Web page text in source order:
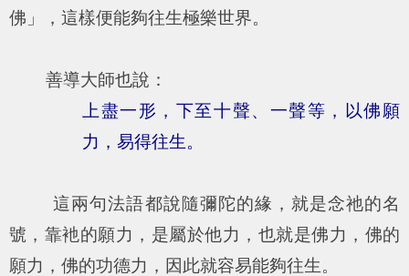
佛」，這樣便能夠往生極樂世界。
善導大師也說：
上盡一形，下至十聲、一聲等，以佛願
力，易得往生。
這兩句法語都說隨彌陀的緣，就是念祂的名
號，靠衪的願力，是屬於他力，也就是佛力，佛的
願力，佛的功德力，因此就容易能夠往生。